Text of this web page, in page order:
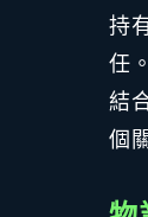
持
任
結
個